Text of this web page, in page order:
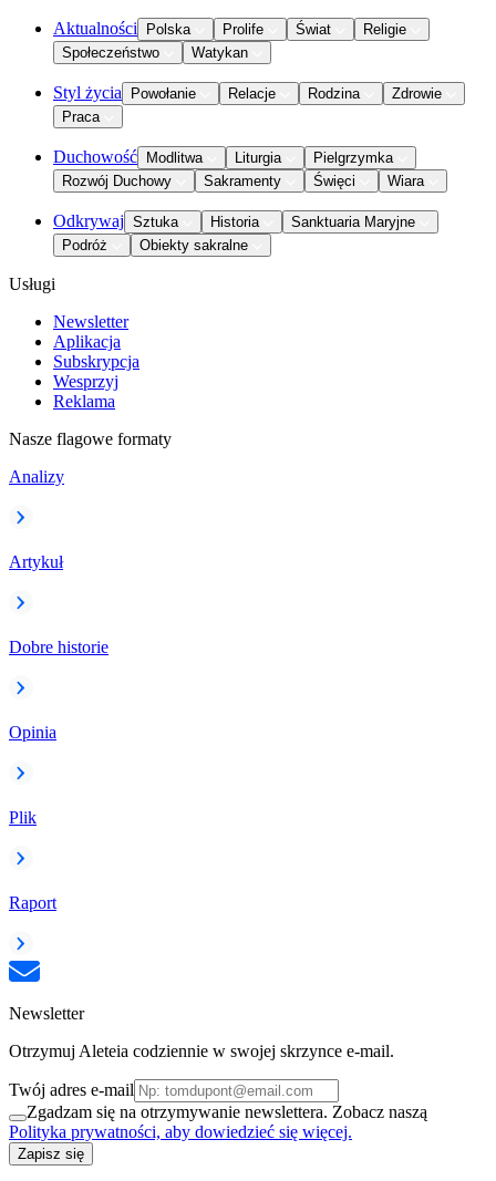
Aktualności Polska Prolife Świat
Religie
Społeczeństwo
Watykan
Styl życia Powołanie Relacje Rodzina
Zdrowie
Praca
Duchowość Modlitwa Liturgia
Pielgrzymka
Rozwój Duchowy
Sakramenty Święci Wiara
Odkrywaj Sztuka Historia
Sanktuaria Maryjne
Podróż
Obiekty sakralne
Usługi
Newsletter
Aplikacja
Subskrypcja
Wesprzyj
Reklama
Nasze flagowe formaty
Analizy
Artykuł
Dobre historie
Opinia
Plik
Raport
Newsletter
Otrzymuj Aleteia codziennie w swojej skrzynce e-mail.
Twój adres e-mail
Zgadzam się na otrzymywanie newslettera. Zobacz naszą
Polityka prywatności, aby dowiedzieć się więcej.
Zapisz się